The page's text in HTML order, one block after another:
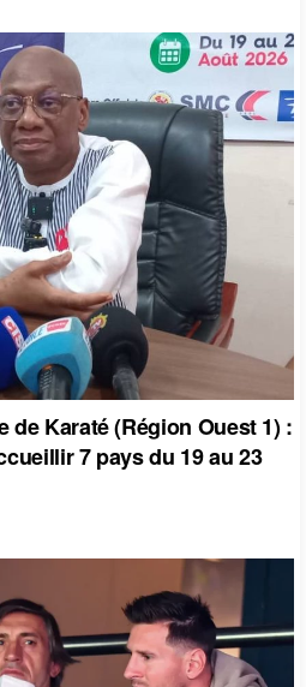
de Karaté (Région Ouest 1) :
7 pays du 19 au 23